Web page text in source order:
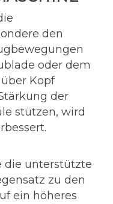
den
oder dem
Kopf
der
stützen, wird
die unterstützte
zu den
ein höheres